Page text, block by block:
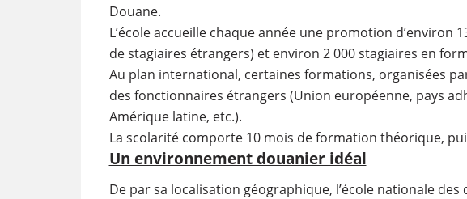
Douane.
L’école accueille chaque année une promotion d’environ
de stagiaires étrangers) et environ 2 000 stagiaires en
Au plan international, certaines formations, organisées
des fonctionnaires étrangers (Union européenne, pays
Amérique latine, etc.).
La scolarité comporte 10 mois de formation théorique,
Un environnement douanier idéal
De par sa localisation géographique, l’école nationale